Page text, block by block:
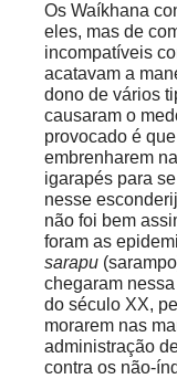
Os Waíkhana
eles, mas de
incompatíveis
acatavam a
dono de vários
causaram o
provocado é
embrenharem
igarapés para
nesse
não foi bem
foram as
sarapu
chegaram
do século XX,
morarem nas
administração
contra os não-